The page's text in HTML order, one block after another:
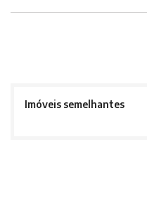
Imóveis semelhantes